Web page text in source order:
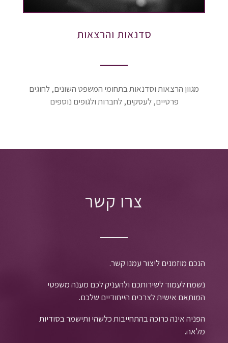
סדנאות והרצאות
מגוון הרצאות וסדנאות בתחומי המשפט השונים, לחוגים
פרטיים, לעסקים, לחברות ולגופים נוספים
צרו קשר
הנכם מוזמנים ליצור עמנו קשר.
נשמח לעמוד לשירותכם ולהעניק לכם מענה משפטי
המותאם אישית לצרכים הייחודיים שלכם.
הפניה אינה כרוכה בהתחייבות כלשהי ותישמר בסודיות
מלאה.